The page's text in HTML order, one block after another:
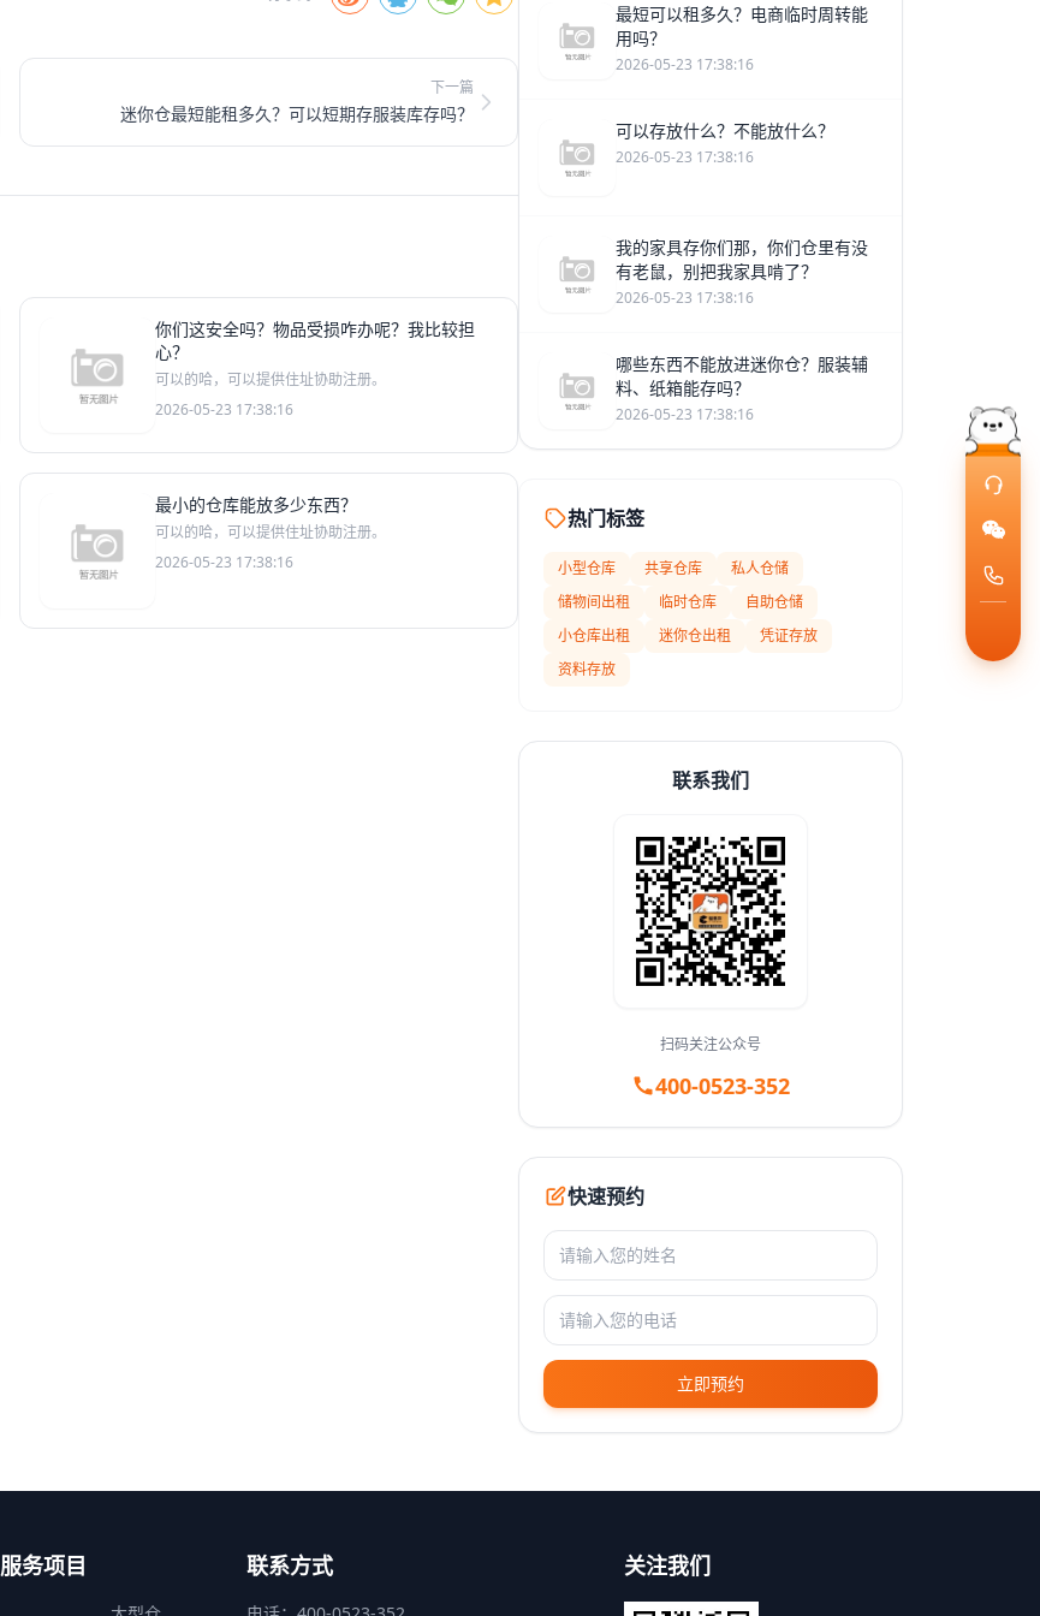
下一篇
迷你仓最短能租多久？可以短期存服装库存吗？
你们这安全吗？物品受损咋办呢？我比较担
心？
可以的哈，可以提供住址协助注册。
2026-05-23 17:38:16
最小的仓库能放多少东西？
可以的哈，可以提供住址协助注册。
2026-05-23 17:38:16
最短可以租多久？电商临时周转能
用吗？
2026-05-23 17:38:16
可以存放什么？不能放什么？
2026-05-23 17:38:16
我的家具存你们那，你们仓里有没
有老鼠，别把我家具啃了？
2026-05-23 17:38:16
哪些东西不能放进迷你仓？服装辅
料、纸箱能存吗？
2026-05-23 17:38:16
热门标签
小型仓库 共享仓库
私人仓储
储物间出租
临时仓库
自助仓储
小仓库出租
迷你仓出租
凭证存放
资料存放
联系我们
扫码关注公众号
400-0523-352
快速预约
立即预约
服务项目 联系方式 关注我们